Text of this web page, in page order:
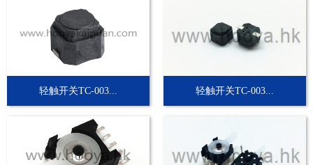
轻触开关TC-003... 轻触开关TC-003...